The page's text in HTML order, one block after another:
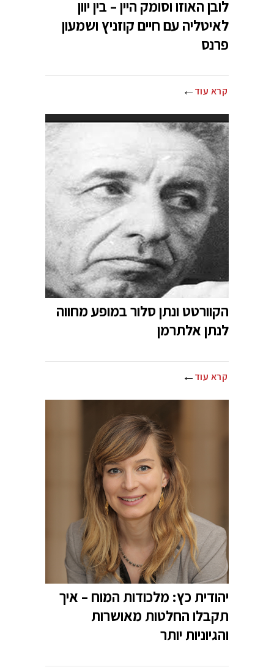
לובן האוזו וסומק היין – בין יוון
לאיטליה עם חיים קוזניץ ושמעון
פרנס
קרא עוד
הקוורטט ונתן סלור במופע מחווה
לנתן אלתרמן
קרא עוד
יהודית כץ: מלכודות המוח – איך
תקבלו החלטות מאושרות
והגיוניות יותר